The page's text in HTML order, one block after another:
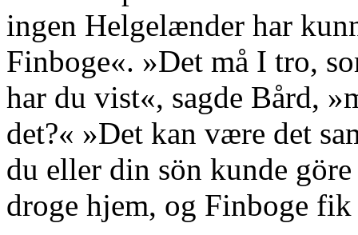
ingen Helgelænder har
Finboge«. »Det må I tro,
har du vist«, sagde Bård,
det?« »Det kan være det
du eller din sön kunde
droge hjem, og Finboge fik